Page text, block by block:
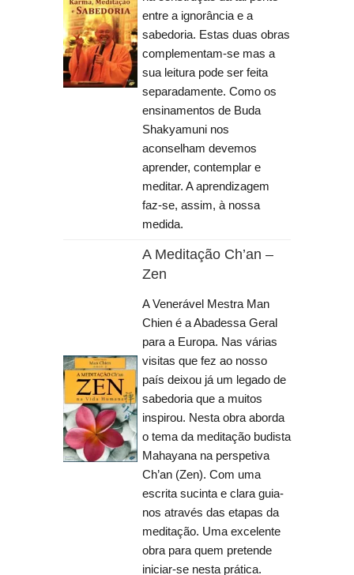
entre a ignorância e a
sabedoria. Estas duas obras
complementam-se mas a
sua leitura pode ser feita
separadamente. Como os
ensinamentos de Buda
Shakyamuni nos
aconselham devemos
aprender, contemplar e
meditar. A aprendizagem
faz-se, assim, à nossa
medida.
A Meditação Ch’an –
Zen
A Venerável Mestra Man
Chien é a Abadessa Geral
para a Europa. Nas várias
visitas que fez ao nosso
país deixou já um legado de
sabedoria que a muitos
inspirou. Nesta obra aborda
o tema da meditação budista
Mahayana na perspetiva
Ch’an (Zen). Com uma
escrita sucinta e clara guia-
nos através das etapas da
meditação. Uma excelente
obra para quem pretende
iniciar-se nesta prática.